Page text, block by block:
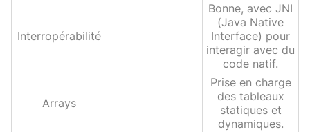
Interropérabilité
Bonne, avec JNI
(Java Native
Interface) pour
interagir avec du
code natif.
Arrays
Prise en charge
des tableaux
statiques et
dynamiques.